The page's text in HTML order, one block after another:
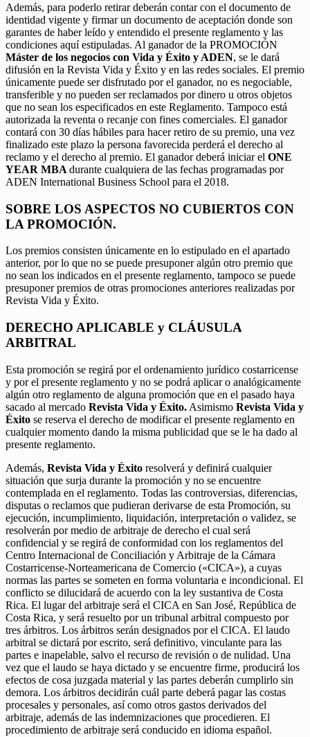
Además, para poderlo retirar deberán contar con el documento de
identidad vigente y firmar un documento de aceptación donde son
garantes de haber leído y entendido el presente reglamento y las
condiciones aquí estipuladas. Al ganador de la PROMOCIÓN
Máster de los negocios con Vida y Éxito y ADEN, se le dará
difusión en la Revista Vida y Éxito y en las redes sociales. El premio
únicamente puede ser disfrutado por el ganador, no es negociable,
transferible y no pueden ser reclamados por dinero u otros objetos
que no sean los especificados en este Reglamento. Tampoco está
autorizada la reventa o recanje con fines comerciales. El ganador
contará con 30 días hábiles para hacer retiro de su premio, una vez
finalizado este plazo la persona favorecida perderá el derecho al
reclamo y el derecho al premio. El ganador deberá iniciar el ONE
YEAR MBA durante cualquiera de las fechas programadas por
ADEN International Business School para el 2018.
SOBRE LOS ASPECTOS NO CUBIERTOS CON
LA PROMOCIÓN.
Los premios consisten únicamente en lo estipulado en el apartado
anterior, por lo que no se puede presuponer algún otro premio que
no sean los indicados en el presente reglamento, tampoco se puede
presuponer premios de otras promociones anteriores realizadas por
Revista Vida y Éxito.
DERECHO APLICABLE y CLÁUSULA
ARBITRAL
Esta promoción se regirá por el ordenamiento jurídico costarricense
y por el presente reglamento y no se podrá aplicar o analógicamente
algún otro reglamento de alguna promoción que en el pasado haya
sacado al mercado Revista Vida y Éxito. Asimismo Revista Vida y
Éxito se reserva el derecho de modificar el presente reglamento en
cualquier momento dando la misma publicidad que se le ha dado al
presente reglamento.
Además, Revista Vida y Éxito resolverá y definirá cualquier
situación que surja durante la promoción y no se encuentre
contemplada en el reglamento. Todas las controversias, diferencias,
disputas o reclamos que pudieran derivarse de esta Promoción, su
ejecución, incumplimiento, liquidación, interpretación o validez, se
resolverán por medio de arbitraje de derecho el cual será
confidencial y se regirá de conformidad con los reglamentos del
Centro Internacional de Conciliación y Arbitraje de la Cámara
Costarricense-Norteamericana de Comercio («CICA»), a cuyas
normas las partes se someten en forma voluntaria e incondicional. El
conflicto se dilucidará de acuerdo con la ley sustantiva de Costa
Rica. El lugar del arbitraje será el CICA en San José, República de
Costa Rica, y será resuelto por un tribunal arbitral compuesto por
tres árbitros. Los árbitros serán designados por el CICA. El laudo
arbitral se dictará por escrito, será definitivo, vinculante para las
partes e inapelable, salvo el recurso de revisión o de nulidad. Una
vez que el laudo se haya dictado y se encuentre firme, producirá los
efectos de cosa juzgada material y las partes deberán cumplirlo sin
demora. Los árbitros decidirán cuál parte deberá pagar las costas
procesales y personales, así como otros gastos derivados del
arbitraje, además de las indemnizaciones que procedieren. El
procedimiento de arbitraje será conducido en idioma español.